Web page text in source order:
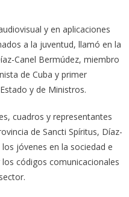
y en aplicaciones
a la juventud, llamó en la
Canel Bermúdez, miembro
de Cuba y primer
y de Ministros.
cuadros y representantes
de Sancti Spíritus, Díaz-
jóvenes en la sociedad e
códigos comunicacionales